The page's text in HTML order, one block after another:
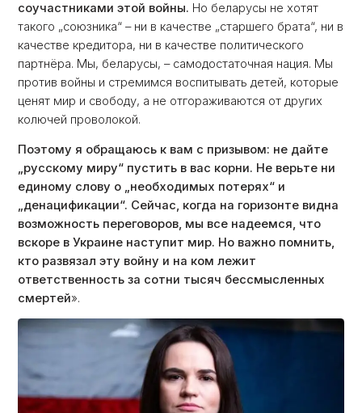
соучастниками этой войны. Но беларусы не хотят
такого „союзника“ – ни в качестве „старшего брата“, ни в
качестве кредитора, ни в качестве политического
партнёра. Мы, беларусы, – самодостаточная нация. Мы
против войны и стремимся воспитывать детей, которые
ценят мир и свободу, а не отгораживаются от других
колючей проволокой.
Поэтому я обращаюсь к вам с призывом: не дайте
„русскому миру“ пустить в вас корни. Не верьте ни
единому слову о „необходимых потерях“ и
„денацификации“. Сейчас, когда на горизонте видна
возможность переговоров, мы все надеемся, что
вскоре в Украине наступит мир. Но важно помнить,
кто развязал эту войну и на ком лежит
ответственность за сотни тысяч бессмысленных
смертей».